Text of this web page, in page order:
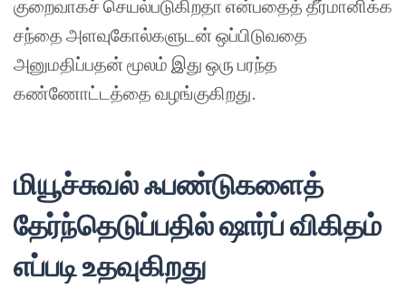
குறைவாகச் செயல்படுகிறதா என்பதைத் தீர்மானிக்க
சந்தை அளவுகோல்களுடன் ஒப்பிடுவதை
அனுமதிப்பதன் மூலம் இது ஒரு பரந்த
கண்ணோட்டத்தை வழங்குகிறது.
மியூச்சுவல்ஃபண்டுகளைத்
தேர்ந்தெடுப்பதில்ஷார்ப் விகிதம்
எப்படி உதவுகிறது